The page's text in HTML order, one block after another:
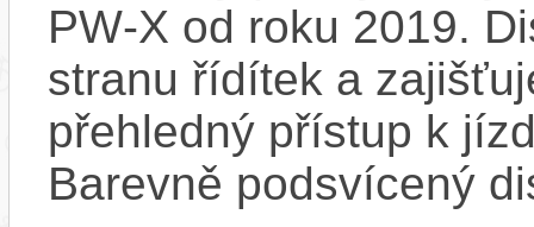
PW‑X od roku 2019.
stranu řídítek a
přehledný přístup k
Barevně podsvícený